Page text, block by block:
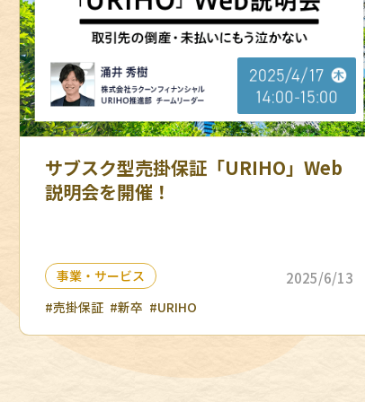
サブスク型売掛保証「URIHO」Web
説明会を開催！
事業・サービス 2025/6/13
#売掛保証 #新卒 #URIHO